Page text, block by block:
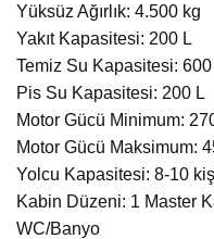
Yüksüz Ağırlık: 4.500 kg
Yakıt Kapasitesi: 200 L
Temiz Su Kapasitesi: 600
Pis Su Kapasitesi: 200 L
Motor Gücü Minimum:
Motor Gücü Maksimum:
Yolcu Kapasitesi: 8-10
Kabin Düzeni: 1 Master
WC/Banyo